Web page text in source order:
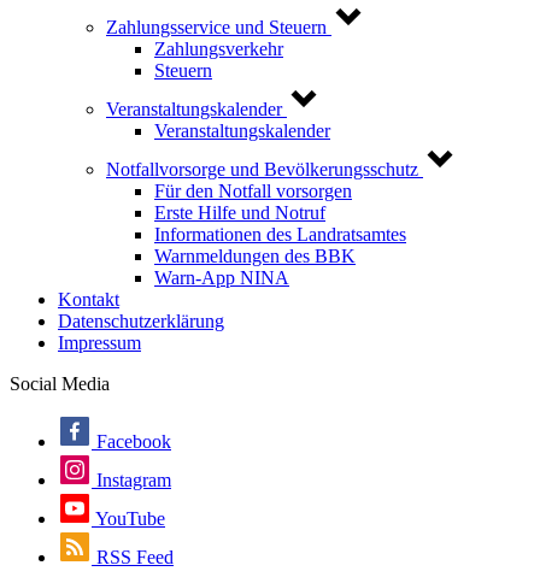
Zahlungsservice und Steuern
Zahlungsverkehr
Steuern
Veranstaltungskalender
Veranstaltungskalender
Notfallvorsorge und Bevölkerungsschutz
Für den Notfall vorsorgen
Erste Hilfe und Notruf
Informationen des Landratsamtes
Warnmeldungen des BBK
Warn-App NINA
Kontakt
Datenschutzerklärung
Impressum
Social Media
Facebook
Instagram
YouTube
RSS Feed